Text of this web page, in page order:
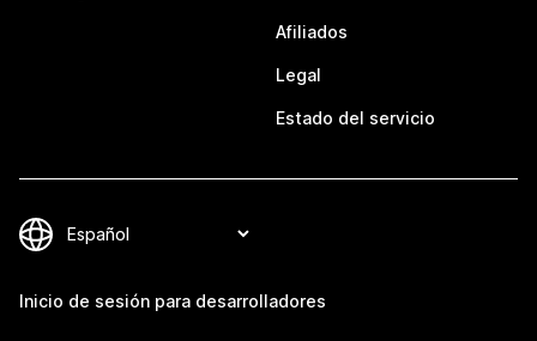
Afiliados
Legal
Estado del servicio
Inicio de sesión para desarrolladores